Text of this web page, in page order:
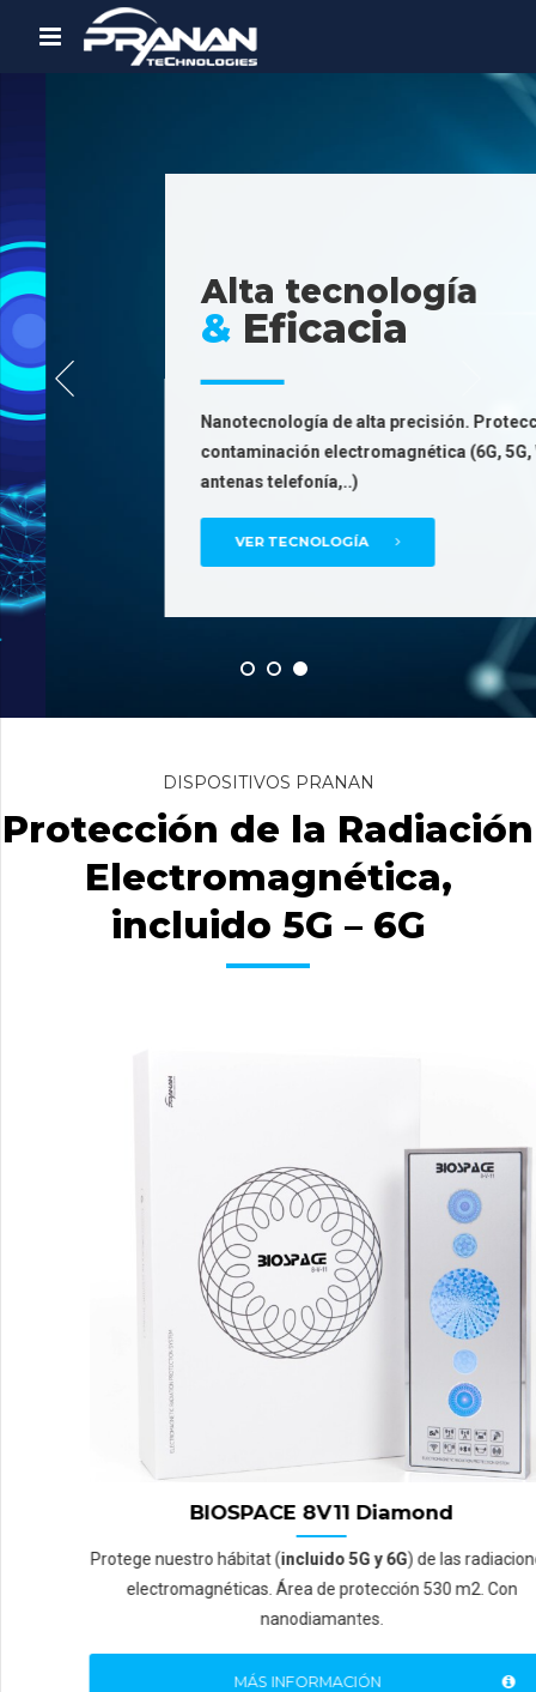
Alta tecnología
Eficacia
Nanotecnología de alta precisión. Protección de toda
contaminación electromagnética (6G, 5G, WiFi,
antenas telefonía,..)
DISPOSITIVOS PRANAN
Protección de la Radiación
Electromagnética,
incluido 5G – 6G
BIOSPACE 8V11 Diamond
Protege nuestro hábitat (incluido 5G y 6G) de las radiaciones
electromagnéticas. Área de protección 530 m2. Con
nanodiamantes.
MÁS INFORMACIÓN